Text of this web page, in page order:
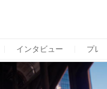
インタビュー プレ